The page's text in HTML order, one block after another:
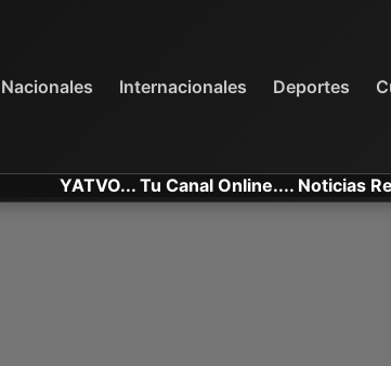
Nacionales Internacionales Deportes
YATVO... Tu Canal Online.... Noticias